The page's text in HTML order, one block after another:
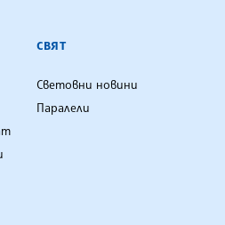
АГЕНЦИЯ
СВЯТ
Световни новини
Паралели